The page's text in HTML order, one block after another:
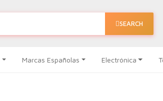
SEARCH
Marcas Españolas Electrónica